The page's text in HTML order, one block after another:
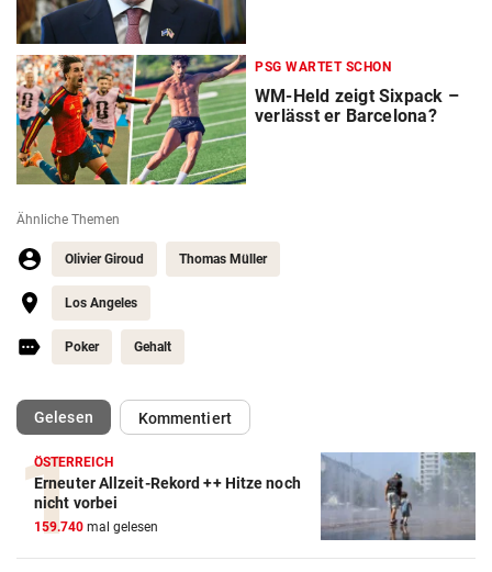
PSG WARTET SCHON
WM-Held zeigt Sixpack –
verlässt er Barcelona?
Ähnliche Themen
Olivier Giroud Thomas Müller
Los Angeles
Poker Gehalt
Gelesen(ausgewählt)Kommentiert
ÖSTERREICH
Erneuter Allzeit-Rekord ++ Hitze noch
nicht vorbei
159.740 mal gelesen
Action-Cam Vergleich
ZUM VERGLEICH